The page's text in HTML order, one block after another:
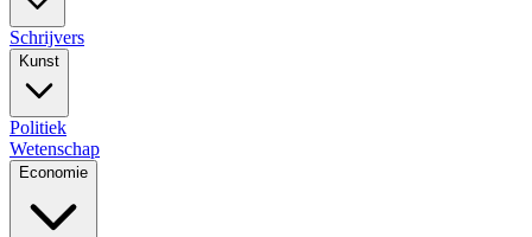
Schrijvers
Kunst
Politiek
Wetenschap
Economie